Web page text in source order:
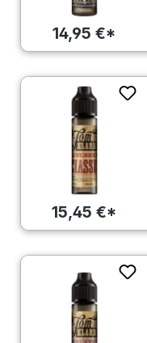
14,95 €*
15,45 €*